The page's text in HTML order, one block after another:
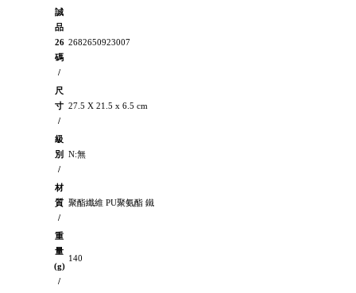
誠
品
26
碼
/
2682650923007
尺
寸
/
27.5 X 21.5 x 6.5 cm
級
別
/
N:無
材
質
/
聚酯纖維 PU聚氨酯 鐵
重
量
(g)
/
140